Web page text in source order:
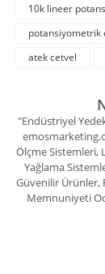
10k lineer
potansiyometrik
atek cetvel
"Endüstriyel
Ölçme Sistemleri,
Yağlama
Güvenilir Ürünler,
Memnuniyeti